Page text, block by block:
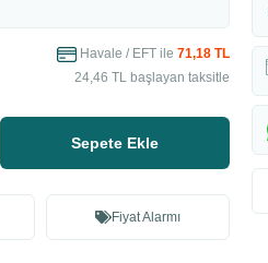
Havale / EFT ile 71,18 TL
24,46 TL başlayan taksitle
Sepete Ekle
Fiyat Alarmı